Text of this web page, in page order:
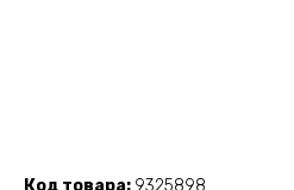
Код товара 9325898